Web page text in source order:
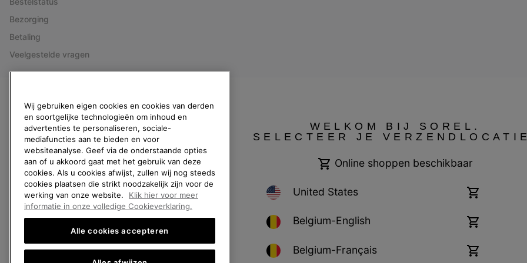
Bezorging
Betaling
Veelgestelde vragen
België (Nederlands) | English ›| français ›
2026SOREL. All rights reserved.
Privacybeleid Gebruiksvoorwaarden Verkoopvoorwaarden
WELKOM BIJ SOREL.
SELECTEER JE
Online shoppen beschikbaar
United States
Online
beschikbaar
Belgium-English
Online
beschikbaar
Belgium-Français
Online
Wij gebruiken eigen cookies en cookies van derden
en soortgelijke technologieën om inhoud en
advertenties te personaliseren, sociale-
mediafuncties aan te bieden en voor
websiteanalyse. Geef via de onderstaande opties
aan of u akkoord gaat met het gebruik van deze
cookies. Als u cookies afwijst, zullen wij nog steeds
cookies plaatsen die strikt noodzakelijk zijn voor de
werking van onze website.
Klik hier voor meer
informatie in onze volledige Cookieverklaring.
Alle cookies accepteren